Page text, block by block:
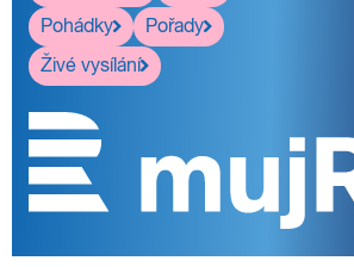
Pohádky
Pořady
Živé vysílání